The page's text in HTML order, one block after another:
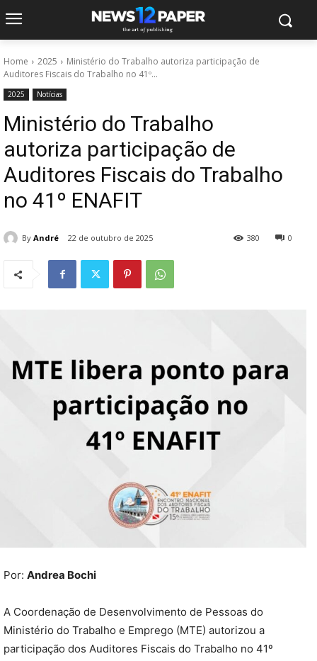
Home 2025
Ministério do Trabalho autoriza participação de
Auditores Fiscais do Trabalho no 41º...
2025 Notícias
Ministério do Trabalho
autoriza participação de
Auditores Fiscais do Trabalho
no 41º ENAFIT
By André 22 de outubro de 2025 0
380
Por: Andrea Bochi
A Coordenação de Desenvolvimento de Pessoas do
Ministério do Trabalho e Emprego (MTE) autorizou a
participação dos Auditores Fiscais do Trabalho no 41º